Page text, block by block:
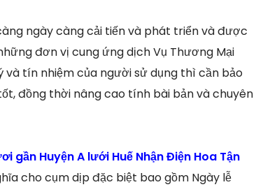
ngày càng cải tiến và phát triển và được
đơn vị cung ứng dịch Vụ Thương Mại
tín nhiệm của người sử dụng thì cần bảo
đồng thời nâng cao tính bài bản và chuyên
gần Huyện A lưới Huế Nhận Điện Hoa Tận
cho cụm dịp đặc biệt bao gồm Ngày lễ